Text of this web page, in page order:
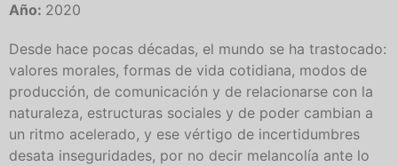
Año: 2020
Desde hace pocas décadas, el mundo se ha trastocado:
valores morales, formas de vida cotidiana, modos de
producción, de comunicación y de relacionarse con la
naturaleza, estructuras sociales y de poder cambian a
un ritmo acelerado, y ese vértigo de incertidumbres
desata inseguridades, por no decir melancolía ante lo